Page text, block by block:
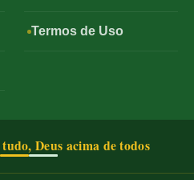
Termos de Uso
Deus acima de todos